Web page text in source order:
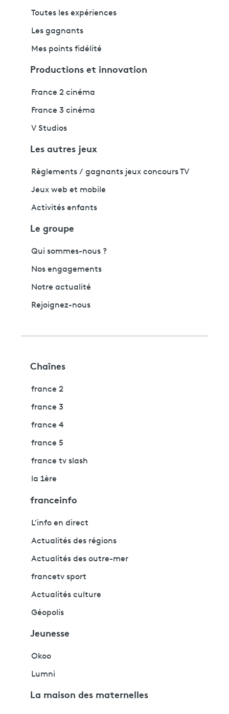
Toutes les expériences
Les gagnants
Mes points fidélité
Productions et innovation
France 2 cinéma
France 3 cinéma
V Studios
Les autres jeux
Règlements / gagnants jeux concours TV
Jeux web et mobile
Activités enfants
Le groupe
Qui sommes-nous ?
Nos engagements
Notre actualité
Rejoignez-nous
Chaînes
france 2
france 3
france 4
france 5
france tv slash
la 1ère
franceinfo
L'info en direct
Actualités des régions
Actualités des outre-mer
francetv sport
Actualités culture
Géopolis
Jeunesse
Okoo
Lumni
La maison des maternelles